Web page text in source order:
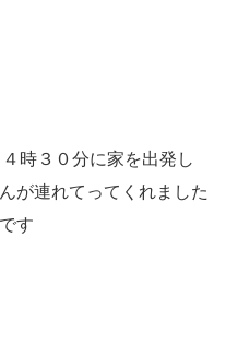
時３０分に家を出発し
が連れてってくれました
す